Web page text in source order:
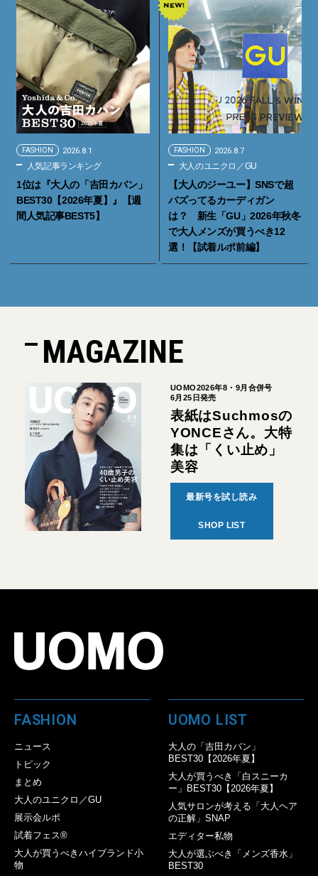
FASHION 2026.8.1
人気記事ランキング
1位は『大人の「吉田カバン」
BEST30【2026年夏】』【週
間人気記事BEST5】
FASHION 2026.8.7
大人のユニクロ／GU
【大人のジーユー】SNSで超
バズってるカーディガン
は？ 新生「GU」2026年秋冬
で大人メンズが買うべき12
選！【試着ルポ前編】
MAGAZINE
UOMO2026年8・9月合併号
6月25日発売
表紙はSuchmosの
YONCEさん。大特
集は「くい止め」
美容
最新号を試し読み
SHOP LIST
FASHION
ニュース
トピック
まとめ
大人のユニクロ／GU
展示会ルポ
試着フェス®︎
大人が買うべきハイブランド小
物
UOMO LIST
大人の「吉田カバン」
BEST30【2026年夏】
大人が買うべき「白スニーカ
ー」BEST30【2026年夏】
人気サロンが考える「大人ヘア
の正解」SNAP
エディター私物
大人が選ぶべき「メンズ香水」
BEST30